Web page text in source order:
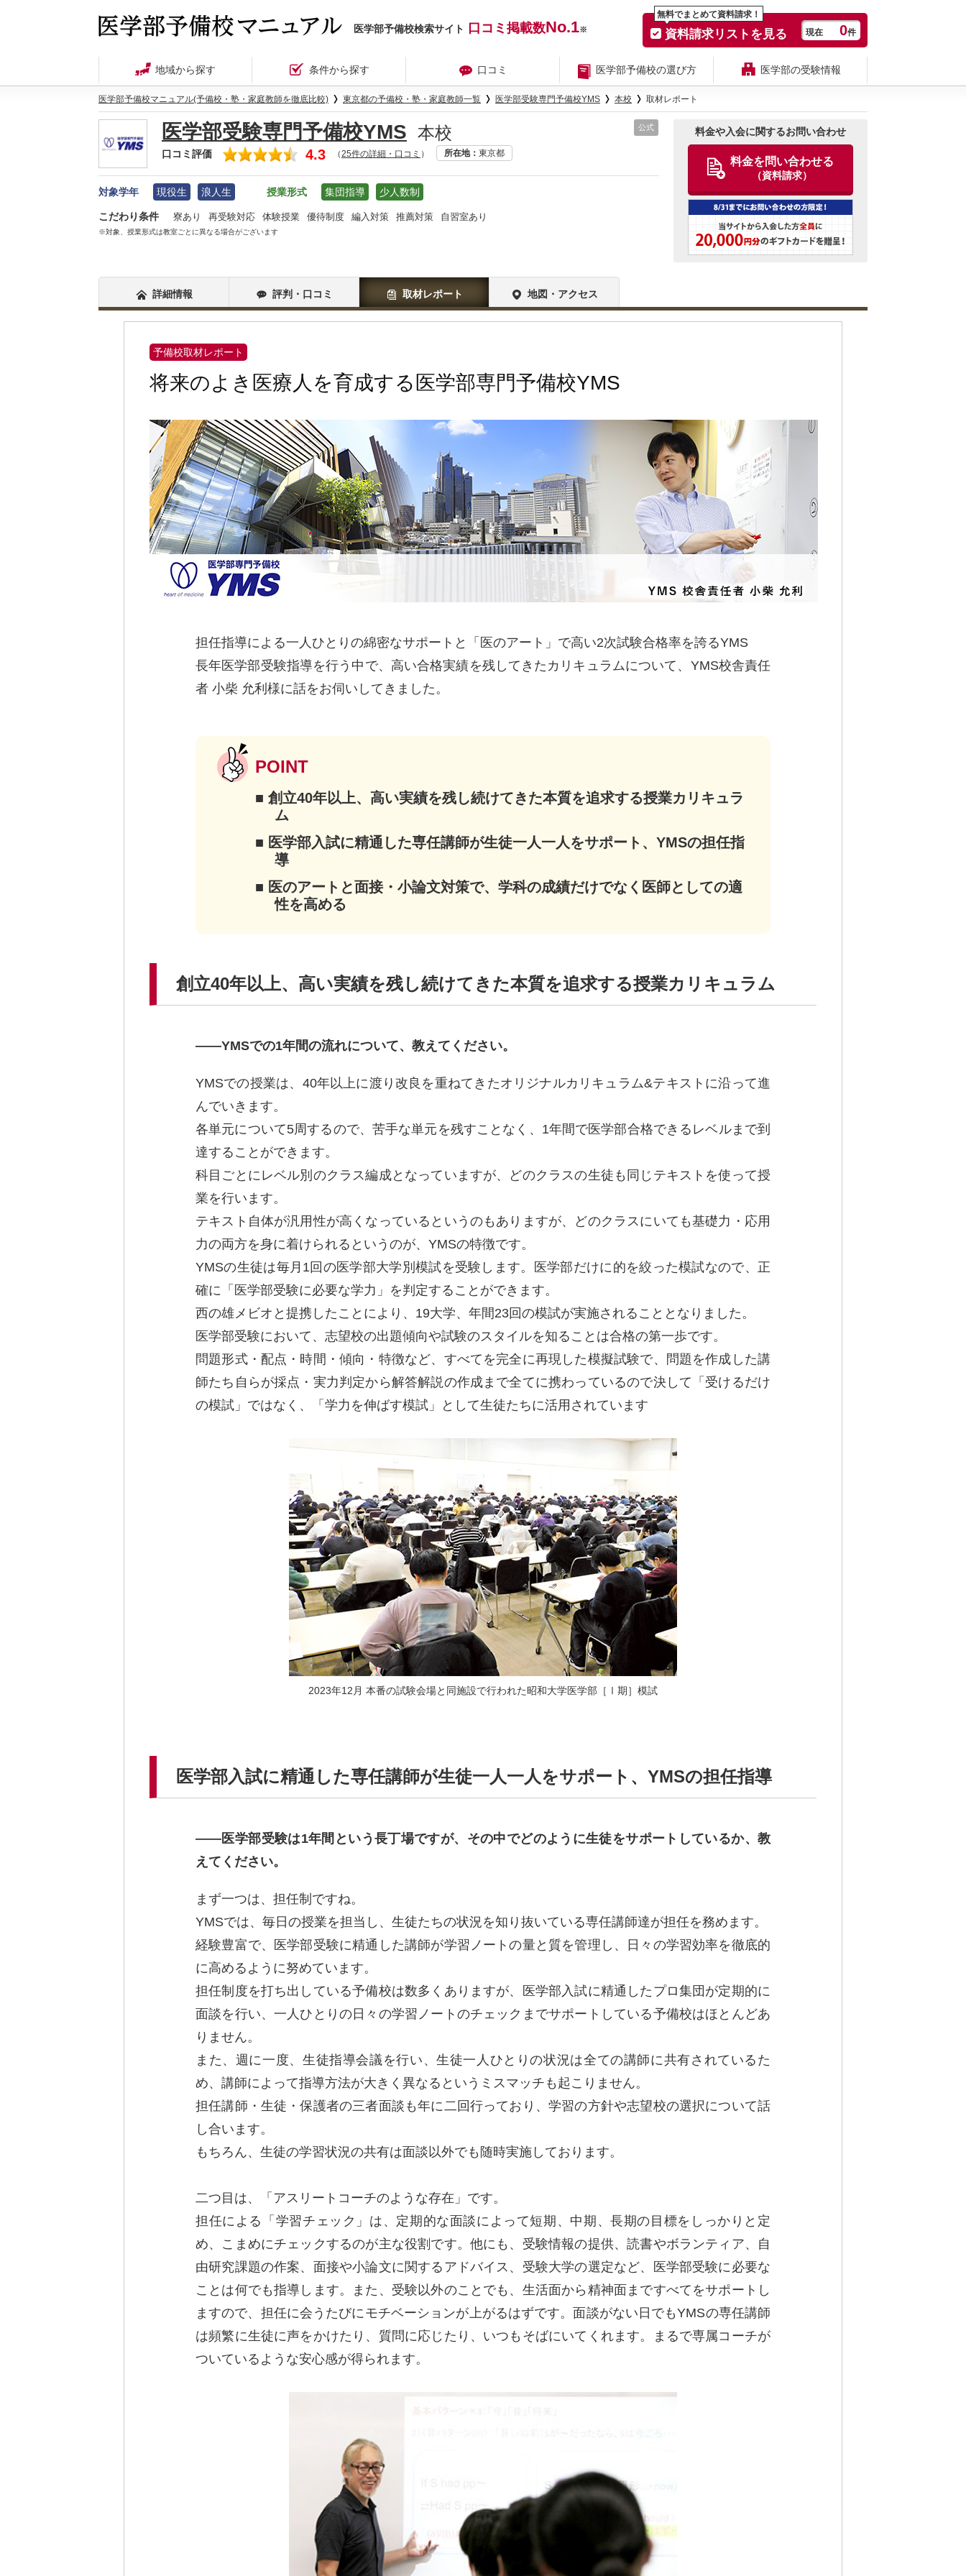
医学部予備校検索サイト 口コミ掲載数No.1※
無料でまとめて資料請求！
資料請求リストを見る 現在 0件
地域から探す 条件から探す 口コミ 医学部予備校の選び方 医学部の受験情報
医学部予備校マニュアル(予備校・塾・家庭教師を徹底比較) 東京都の予備校・塾・家庭教師一覧 医学部受験専門予備校YMS 本校 取材レポート
医学部受験専門予備校YMS 本校
口コミ評価 4.3 （25件の詳細・口コミ ） 所在地 東京都
公式
対象学年 現役生 浪人生 授業形式 集団指導 少人数制
こだわり条件 寮あり 再受験対応 体験授業 優待制度 編入対策 推薦対策 自習室あり
※対象、授業形式は教室ごとに異なる場合がございます
料金や入会に関するお問い合わせ
料金を問い合わせる
（資料請求）
詳細情報 評判・口コミ 取材レポート 地図・アクセス
予備校取材レポート
将来のよき医療人を育成する医学部専門予備校YMS
担任指導による一人ひとりの綿密なサポートと「医のアート」で高い2次試験合格率を誇るYMS
長年医学部受験指導を行う中で、高い合格実績を残してきたカリキュラムについて、YMS校舎責任
者 小柴 允利様に話をお伺いしてきました。
POINT
創立40年以上、高い実績を残し続けてきた本質を追求する授業カリキュラ
ム
医学部入試に精通した専任講師が生徒一人一人をサポート、YMSの担任指
導
医のアートと面接・小論文対策で、学科の成績だけでなく医師としての適
性を高める
創立40年以上、高い実績を残し続けてきた本質を追求する授業カリキュラム
YMSでの1年間の流れについて、教えてください。
YMSでの授業は、40年以上に渡り改良を重ねてきたオリジナルカリキュラム&テキストに沿って進
んでいきます。
各単元について5周するので、苦手な単元を残すことなく、1年間で医学部合格できるレベルまで到
達することができます。
科目ごとにレベル別のクラス編成となっていますが、どのクラスの生徒も同じテキストを使って授
業を行います。
テキスト自体が汎用性が高くなっているというのもありますが、どのクラスにいても基礎力・応用
力の両方を身に着けられるというのが、YMSの特徴です。
YMSの生徒は毎月1回の医学部大学別模試を受験します。医学部だけに的を絞った模試なので、正
確に「医学部受験に必要な学力」を判定することができます。
西の雄メビオと提携したことにより、19大学、年間23回の模試が実施されることとなりました。
医学部受験において、志望校の出題傾向や試験のスタイルを知ることは合格の第一歩です。
問題形式・配点・時間・傾向・特徴など、すべてを完全に再現した模擬試験で、問題を作成した講
師たち自らが採点・実力判定から解答解説の作成まで全てに携わっているので決して「受けるだけ
の模試」ではなく、「学力を伸ばす模試」として生徒たちに活用されています
2023年12月 本番の試験会場と同施設で行われた昭和大学医学部［Ⅰ期］模試
医学部入試に精通した専任講師が生徒一人一人をサポート、YMSの担任指導
医学部受験は1年間という長丁場ですが、その中でどのように生徒をサポートしているか、教
えてください。
まず一つは、担任制ですね。
YMSでは、毎日の授業を担当し、生徒たちの状況を知り抜いている専任講師達が担任を務めます。
経験豊富で、医学部受験に精通した講師が学習ノートの量と質を管理し、日々の学習効率を徹底的
に高めるように努めています。
担任制度を打ち出している予備校は数多くありますが、医学部入試に精通したプロ集団が定期的に
面談を行い、一人ひとりの日々の学習ノートのチェックまでサポートしている予備校はほとんどあ
りません。
また、週に一度、生徒指導会議を行い、生徒一人ひとりの状況は全ての講師に共有されているた
め、講師によって指導方法が大きく異なるというミスマッチも起こりません。
担任講師・生徒・保護者の三者面談も年に二回行っており、学習の方針や志望校の選択について話
し合います。
もちろん、生徒の学習状況の共有は面談以外でも随時実施しております。
二つ目は、「アスリートコーチのような存在」です。
担任による「学習チェック」は、定期的な面談によって短期、中期、長期の目標をしっかりと定
め、こまめにチェックするのが主な役割です。他にも、受験情報の提供、読書やボランティア、自
由研究課題の作案、面接や小論文に関するアドバイス、受験大学の選定など、医学部受験に必要な
ことは何でも指導します。また、受験以外のことでも、生活面から精神面まですべてをサポートし
ますので、担任に会うたびにモチベーションが上がるはずです。面談がない日でもYMSの専任講師
は頻繁に生徒に声をかけたり、質問に応じたり、いつもそばにいてくれます。まるで専属コーチが
ついているような安心感が得られます。